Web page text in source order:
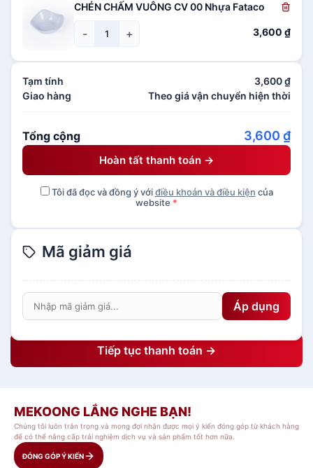
CHÉN CHẤM VUÔNG CV 00 Nhựa Fataco
- + 3,600 ₫
Tạm tính 3,600₫
Giao hàng
Theo giá vận chuyển hiện thời
Tổng cộng 3,600 ₫
Hoàn tất thanh toán →
Tôi đã đọc và đồng ý vớiđiều khoản và điều kiện của
website *
Mã giảm giá
Áp dụng
Tiếp tục thanh toán →
MEKOONG LẮNG NGHE BẠN!
Chúng tôi luôn trân trọng và mong đợi nhận được mọi ý kiến đóng góp từ khách hàng
để có thể nâng cấp trải nghiệm dịch vụ và sản phẩm tốt hơn nữa.
ĐÓNG GÓP Ý KIẾN